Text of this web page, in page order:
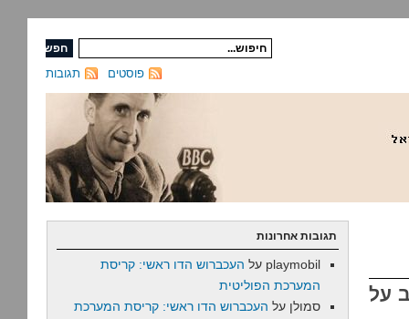
תגובות פוסטים
על
תגובות אחרונות
playmobil על העכברוש הדו ראשי: קריסת
המערכת הפוליטית
סמולן על העכברוש הדו ראשי: קריסת המערכת